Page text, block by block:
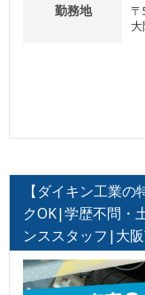
勤務地
〒
【ダイキン工業
クOK|学歴不問・
ンススタッフ|大